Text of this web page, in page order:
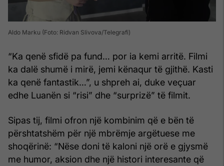
Aldo Marku (Foto: Ridvan Slivova/Telegrafi)
“Ka qenë sfidë pa fund… por ia kemi arritë. Filmi
ka dalë shumë i mirë, jemi kënaqur të gjithë. Kasti
ka qenë fantastik…”, u shpreh ai, duke veçuar
edhe Luanën si “risi” dhe “surprizë” të filmit.
Sipas tij, filmi ofron një kombinim që e bën të
përshtatshëm për një mbrëmje argëtuese me
shoqërinë: “Nëse doni të kaloni një orë e gjysmë
me humor, aksion dhe një histori interesante që